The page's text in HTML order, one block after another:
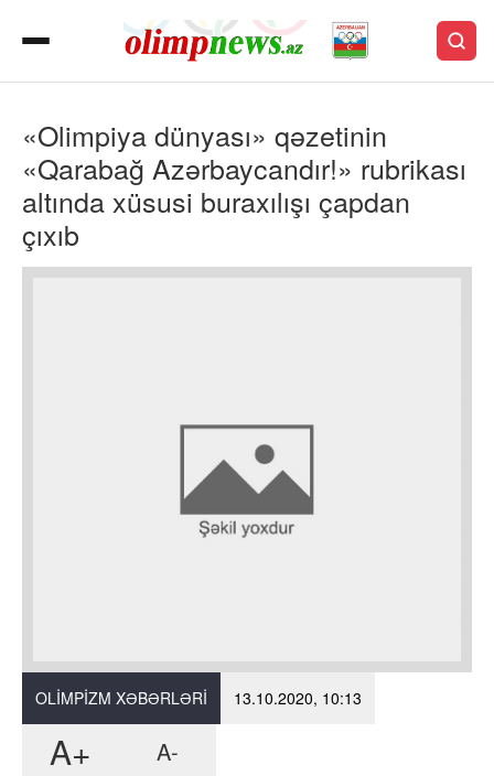
«Olimpiya dünyası» qəzetinin
«Qarabağ Azərbaycandır!» rubrikası
altında xüsusi buraxılışı çapdan
çıxıb
OLIMPIZM XƏBƏRLƏRI 13.10.2020, 10:13
A+ A-